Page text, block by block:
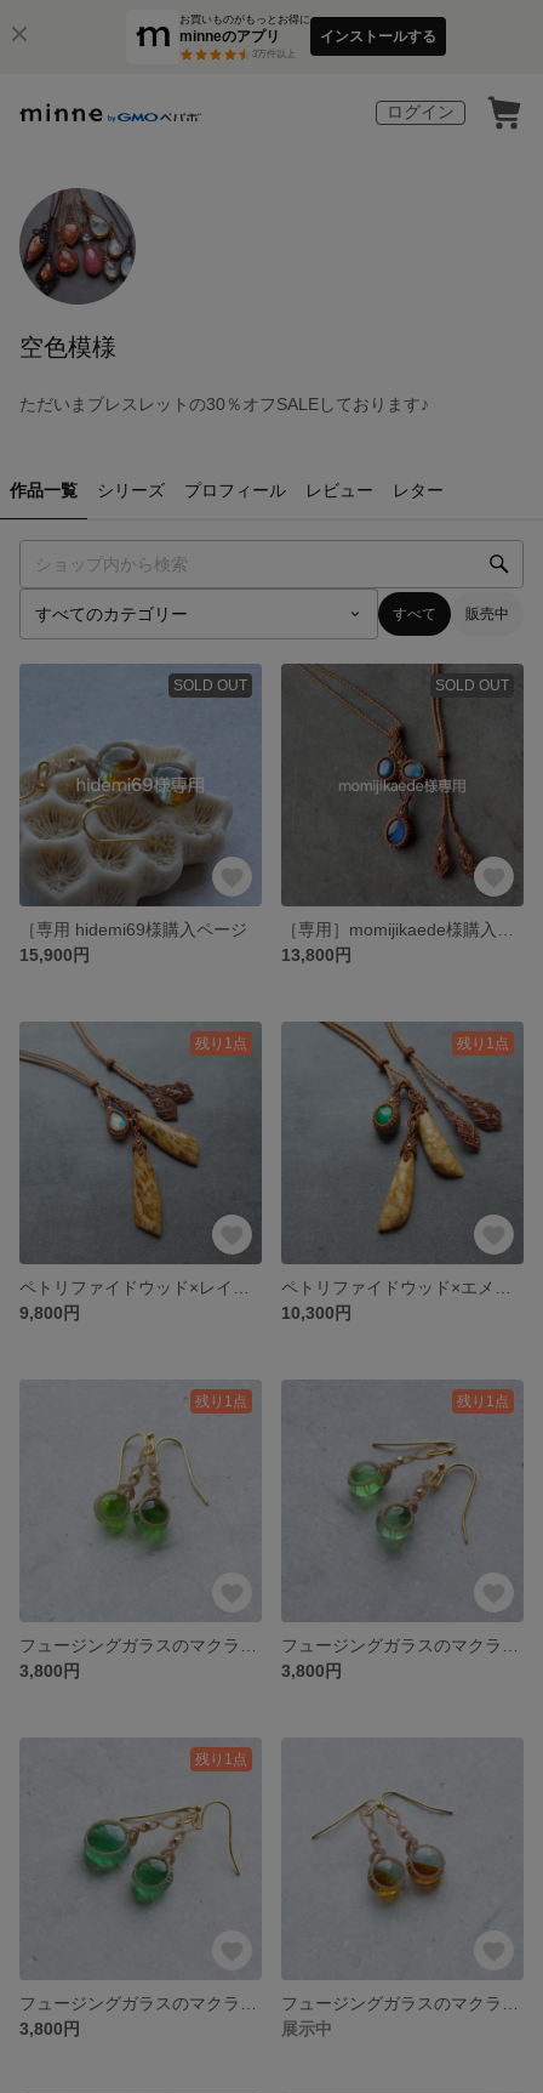
お買いものがもっとお得に
minneのアプリ
3万件以上
インストールする
ログイン
空色模様
ただいまブレスレットの30％オフSALEしております♪
作品一覧 シリーズ プロフィール レビュー レター
すべて 販売中
SOLD OUT
［専用 hidemi69様購入ページ
15,900円
SOLD OUT
13,800円
残り1点
9,800円
残り1点
10,300円
残り1点
3,800円
残り1点
3,800円
残り1点
3,800円
展示中